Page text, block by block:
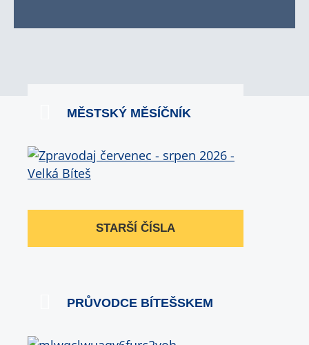
MĚSTSKÝ MĚSÍČNÍK
STARŠÍ ČÍSLA
PRŮVODCE BÍTEŠSKEM